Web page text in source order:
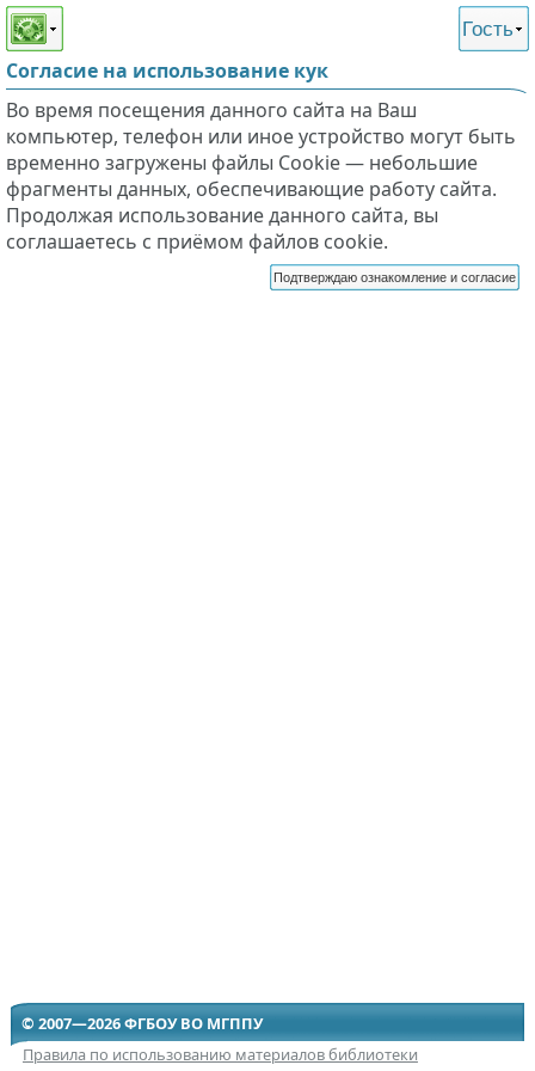
Этот сайт поддерживает
слабовидящих
Гость
Согласие на использование кук
Во время посещения данного сайта на Ваш
компьютер, телефон или иное устройство могут быть
временно загружены файлы Cookie — небольшие
фрагменты данных, обеспечивающие работу сайта.
Продолжая использование данного сайта, вы
соглашаетесь с приёмом файлов cookie.
Подтверждаю ознакомление и согласие
© 2007—2026 ФГБОУ ВО МГППУ
Правила по использованию материалов библиотеки